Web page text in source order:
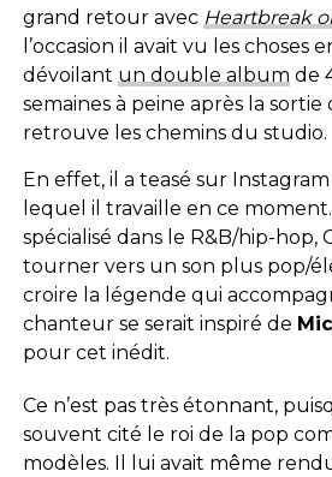
grand retour avec Heartbreak
l’occasion il avait vu les choses
dévoilant un double album de
semaines à peine après la
retrouve les chemins du studio.
En effet, il a teasé sur
lequel il travaille en ce
spécialisé dans le R&B/hip-hop,
tourner vers un son plus pop/
croire la légende qui
chanteur se serait inspiré de
pour cet inédit.
Ce n’est pas très étonnant,
souvent cité le roi de la pop
modèles. Il lui avait même